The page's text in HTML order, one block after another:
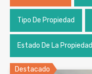
Tipo De Propiedad
Estado De La Propiedad
Destacado